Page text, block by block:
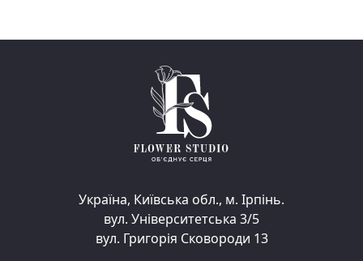
Україна, Київська обл., м. Ірпінь.
вул. Університетська 3/5
вул. Григорія Сковороди 13